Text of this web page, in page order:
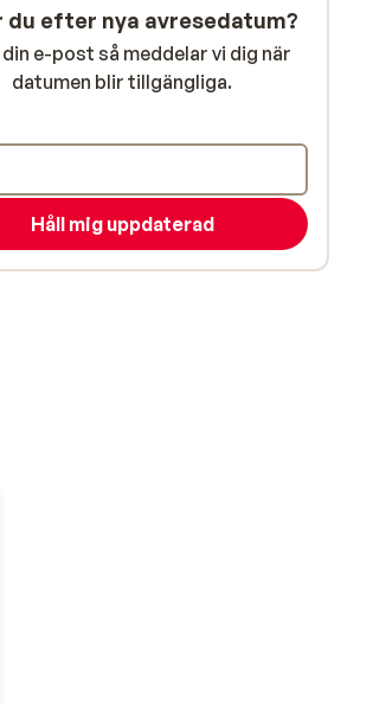
du efter nya avresedatum?
e-post så meddelar vi dig när
datumen blir tillgängliga.
Håll mig uppdaterad